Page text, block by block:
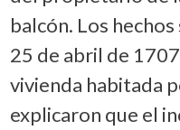
balcón. Los
25 de abril de
vivienda habitada
explicaron que el